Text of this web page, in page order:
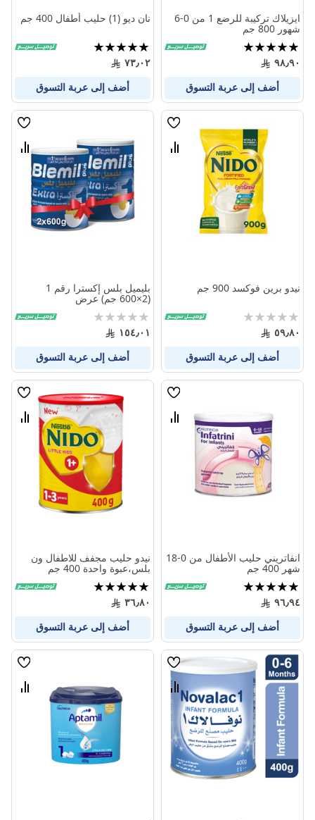
ايزيلاك تركيبة للرضع 1 من 0-6
شهور 800 جم
تقييم:
100%
٩٨٫٩٠
أضف إلى عربة التسوق
نان ديو (1) حليب أطفال 400 جم
تقييم:
100%
٧٣٫٠٢
أضف إلى عربة التسوق
قائمة
قارن
نيدو برين فوكسد 900 جم
Rating:
0%
٥٩٫٨٠
أضف إلى عربة التسوق
قائمة
قارن
بليميل بلس إكسترا رقم 1
(2×600 جم) عرض
Rating:
0%
١٥٤٫٠١
أضف إلى عربة التسوق
قائمة
قارن
انفاتريني حليب الأطفال من 0-18
شهر 400 جم
تقييم:
100%
٩٦٫٩٤
أضف إلى عربة التسوق
قائمة
قارن
نيدو حليب مجفف للاطفال ون
بلس،عبوة واحدة 400 جم
تقييم:
100%
٣٦٫٨٠
أضف إلى عربة التسوق
قائمة
الامنيات
قارن
بين
المنتجات
قائمة
قارن